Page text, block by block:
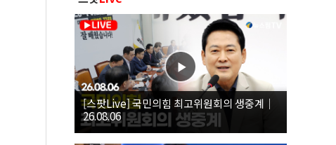
[스팟Live] 국민의힘 최고위원회의 생중계｜
26.08.06